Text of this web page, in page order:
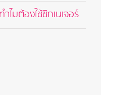
ำไมต้องใช้ซิกเนเจอร์